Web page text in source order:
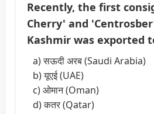
Recently, the first
Cherry' and
Kashmir was exported
a) सऊदी अरब (Saudi Arabia)
b) यूएई (UAE)
c) ओमान (Oman)
d) कतर (Qatar)